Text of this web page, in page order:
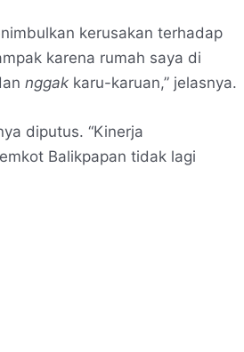
kerusakan terhadap
karena rumah saya di
nggak karu-karuan,” jelasnya.
diputus. “Kinerja
Balikpapan tidak lagi